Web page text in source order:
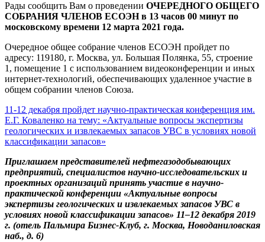
Рады сообщить Вам о проведении ОЧЕРЕДНОГО ОБЩЕГО
СОБРАНИЯ ЧЛЕНОВ ЕСОЭН в 13 часов 00 минут по
московскому времени 12 марта 2021 года.
Очередное общее собрание членов ЕСОЭН пройдет по
адресу: 119180, г. Москва, ул. Большая Полянка, 55, строение
1, помещение 1 с использованием видеоконференции и иных
интернет-технологий, обеспечивающих удаленное участие в
общем собрании членов Союза.
11-12 декабря пройдет научно-практическая конференция им.
Е.Г. Коваленко на тему: «Актуальные вопросы экспертизы
геологических и извлекаемых запасов УВС в условиях новой
классификации запасов»
Приглашаем представителей нефтегазодобывающих
предприятий, специалистов научно-исследовательских и
проектных организаций принять участие в научно-
практической конференции «Актуальные вопросы
экспертизы геологических и извлекаемых запасов УВС в
условиях новой классификации запасов» 11–12 декабря 2019
г. (отель Пальмира Бизнес-Клуб, г. Москва, Новоданиловская
наб., д. 6)